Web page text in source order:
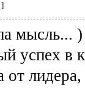
мысль... )
успех в
от